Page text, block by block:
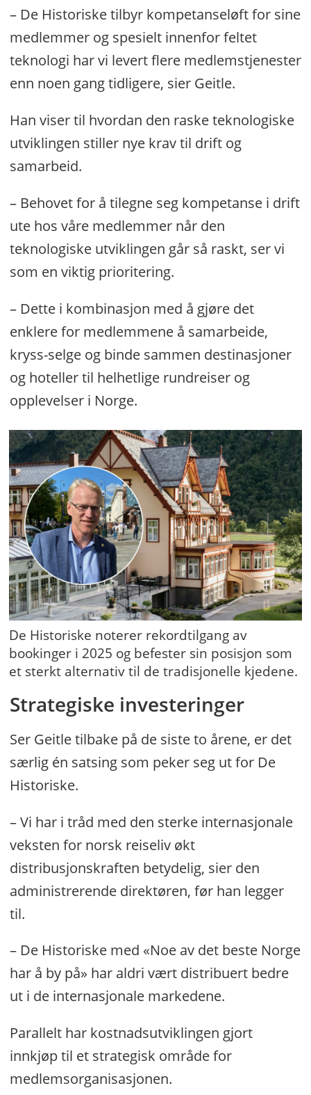
– De Historiske tilbyr kompetanseløft for sine
medlemmer og spesielt innenfor feltet
teknologi har vi levert flere medlemstjenester
enn noen gang tidligere, sier Geitle.
Han viser til hvordan den raske teknologiske
utviklingen stiller nye krav til drift og
samarbeid.
– Behovet for å tilegne seg kompetanse i drift
ute hos våre medlemmer når den
teknologiske utviklingen går så raskt, ser vi
som en viktig prioritering.
– Dette i kombinasjon med å gjøre det
enklere for medlemmene å samarbeide,
kryss-selge og binde sammen destinasjoner
og hoteller til helhetlige rundreiser og
opplevelser i Norge.
De Historiske noterer rekordtilgang av
bookinger i 2025 og befester sin posisjon som
et sterkt alternativ til de tradisjonelle kjedene.
Strategiske investeringer
Ser Geitle tilbake på de siste to årene, er det
særlig én satsing som peker seg ut for De
Historiske.
– Vi har i tråd med den sterke internasjonale
veksten for norsk reiseliv økt
distribusjonskraften betydelig, sier den
administrerende direktøren, før han legger
til.
– De Historiske med «Noe av det beste Norge
har å by på» har aldri vært distribuert bedre
ut i de internasjonale markedene.
Parallelt har kostnadsutviklingen gjort
innkjøp til et strategisk område for
medlemsorganisasjonen.